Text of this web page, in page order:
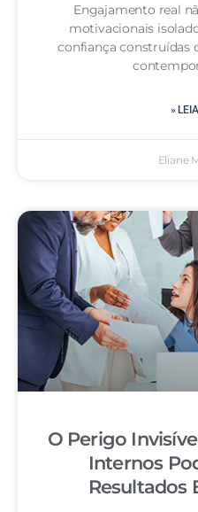
Engajamento real
motivacionais
confiança construídas
»
Eliane
O Perigo
Internos
Resultados